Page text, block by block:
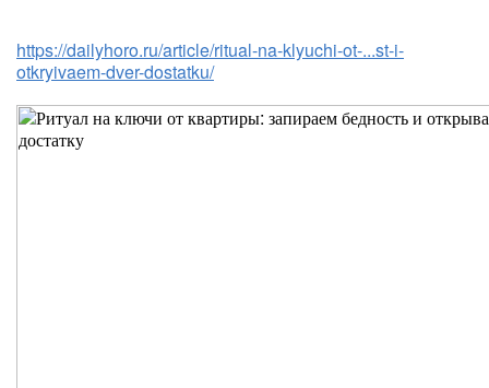
https://dailyhoro.ru/article/ritual-na-klyuchi-ot-...st-i-
otkryivaem-dver-dostatku/